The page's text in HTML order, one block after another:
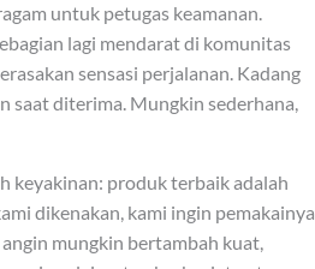
untuk petugas keamanan.
lagi mendarat di komunitas
sensasi perjalanan. Kadang
saat diterima. Mungkin sederhana,
keyakinan: produk terbaik adalah
dikenakan, kami ingin pemakainya
mungkin bertambah kuat,